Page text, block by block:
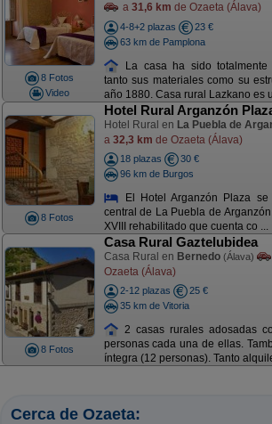
8 Fotos
Video
a 31,6 km de Ozaeta (Álava)
4-8+2 plazas
23 €
63 km de Pamplona
La casa ha sido totalmente
tanto sus materiales como su
año 1880. Casa rural Lazkano es
8 Fotos
Hotel Rural Arganzón
Hotel Rural en La Puebla de
a 32,3 km de Ozaeta (Álava)
18 plazas
30 €
96 km de Burgos
El Hotel Arganzón Plaza
central de La Puebla de
XVIII rehabilitado que cuenta co ...
8 Fotos
Casa Rural Gaztelubidea
Casa Rural en Bernedo (Álava)
Ozaeta (Álava)
2-12 plazas
25 €
35 km de Vitoria
2 casas rurales adosadas
personas cada una de ellas.
íntegra (12 personas). Tanto
Cerca de Ozaeta: